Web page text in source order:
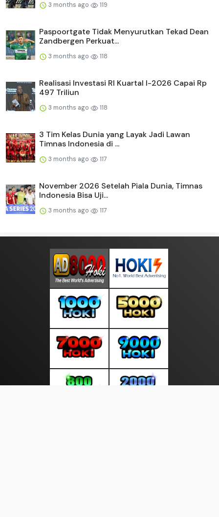
3 months ago 119
Paspoortgate Tidak Menyurutkan Tekad Dean
Zandbergen Perkuat...
3 months ago 118
Realisasi Investasi RI Kuartal I-2026 Capai Rp
497 Triliun
3 months ago 118
3 Tim Kelas Dunia yang Layak Jadi Lawan
Timnas Indonesia di ...
3 months ago 117
November 2026 Setelah Piala Dunia, Timnas
Indonesia Bisa Uji...
3 months ago 117